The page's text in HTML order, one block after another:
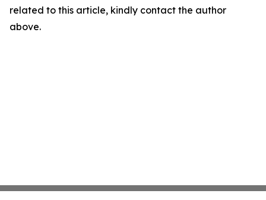
related to this article, kindly contact the author
above.